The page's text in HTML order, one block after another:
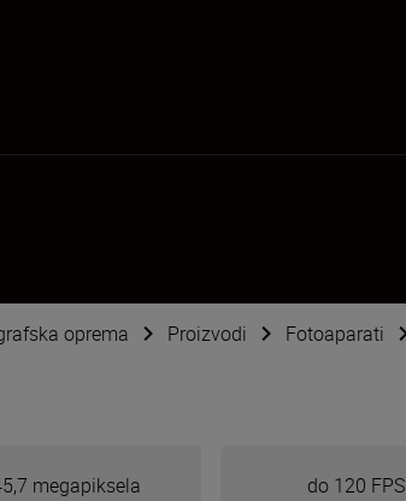
oprema Proizvodi Fotoaparati
megapiksela do 120 FPS